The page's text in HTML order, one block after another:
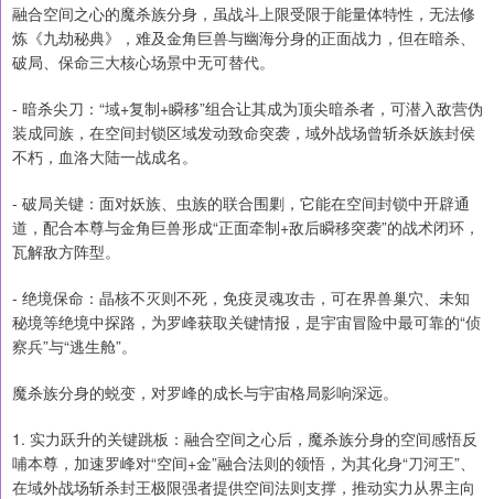
融合空间之心的魔杀族分身，虽战斗上限受限于能量体特性，无法修
炼《九劫秘典》，难及金角巨兽与幽海分身的正面战力，但在暗杀、
破局、保命三大核心场景中无可替代。
- 暗杀尖刀：“域+复制+瞬移”组合让其成为顶尖暗杀者，可潜入敌营伪
装成同族，在空间封锁区域发动致命突袭，域外战场曾斩杀妖族封侯
不朽，血洛大陆一战成名。
- 破局关键：面对妖族、虫族的联合围剿，它能在空间封锁中开辟通
道，配合本尊与金角巨兽形成“正面牵制+敌后瞬移突袭”的战术闭环，
瓦解敌方阵型。
- 绝境保命：晶核不灭则不死，免疫灵魂攻击，可在界兽巢穴、未知
秘境等绝境中探路，为罗峰获取关键情报，是宇宙冒险中最可靠的“侦
察兵”与“逃生舱”。
魔杀族分身的蜕变，对罗峰的成长与宇宙格局影响深远。
1. 实力跃升的关键跳板：融合空间之心后，魔杀族分身的空间感悟反
哺本尊，加速罗峰对“空间+金”融合法则的领悟，为其化身“刀河王”、
在域外战场斩杀封王极限强者提供空间法则支撑，推动实力从界主向